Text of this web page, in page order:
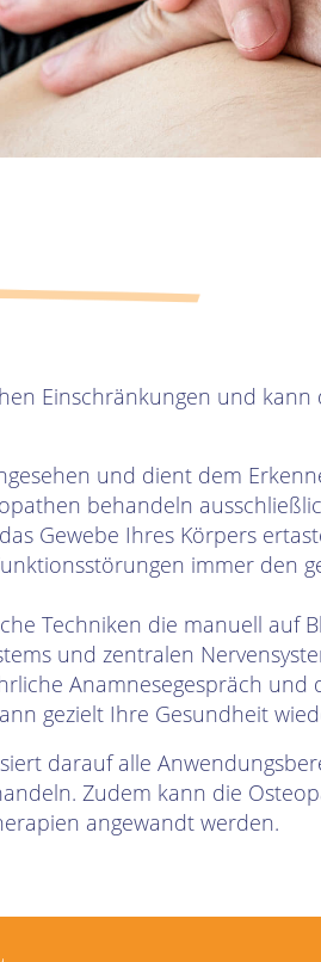
Einschränkungen und
und dient dem
behandeln
Gewebe Ihres Körpers
immer den
Techniken die manuell auf
und zentralen
Anamnesegespräch
gezielt Ihre Gesundheit
darauf alle
Zudem kann die
angewandt werden.